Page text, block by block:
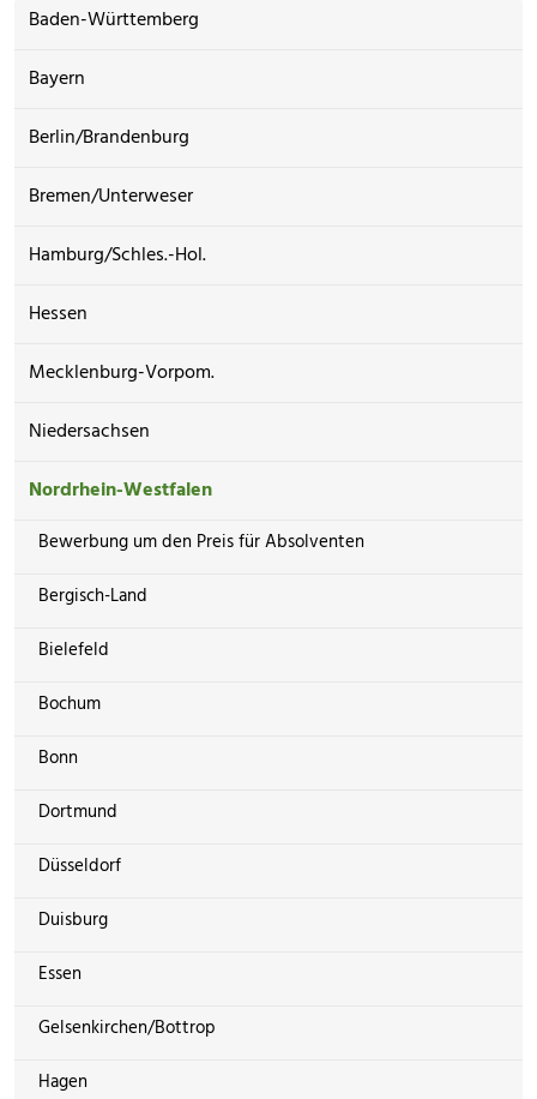
Baden-Württemberg
Bayern
Berlin/Brandenburg
Bremen/Unterweser
Hamburg/Schles.-Hol.
Hessen
Mecklenburg-Vorpom.
Niedersachsen
Nordrhein-Westfalen
Bewerbung um den Preis für Absolventen
Bergisch-Land
Bielefeld
Bochum
Bonn
Dortmund
Düsseldorf
Duisburg
Essen
Gelsenkirchen/Bottrop
Hagen